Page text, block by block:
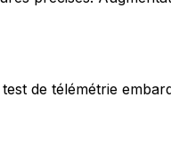
de télémétrie